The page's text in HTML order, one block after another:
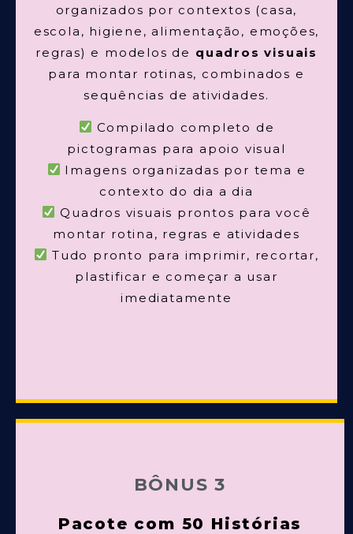
organizados por contextos (casa,
escola, higiene, alimentação, emoções,
regras) e modelos de quadros visuais
para montar rotinas, combinados e
sequências de atividades.
Compilado completo de
pictogramas para apoio visual
Imagens organizadas por tema e
contexto do dia a dia
Quadros visuais prontos para você
montar rotina, regras e atividades
Tudo pronto para imprimir, recortar,
plastificar e começar a usar
imediatamente
BÔNUS 3
Pacote com 50 Histórias